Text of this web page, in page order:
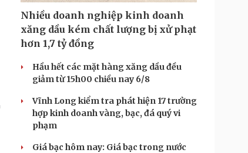
Nhiều doanh nghiệp kinh doanh
xăng dầu kém chất lượng bị xử phạt
hơn 1,7 tỷ đồng
Hầu hết các mặt hàng xăng dầu đều
giảm từ 15h00 chiều nay 6/8
Vĩnh Long kiểm tra phát hiện 17 trường
hợp kinh doanh vàng, bạc, đá quý vi
phạm
Giá bạc hôm nay: Giá bạc trong nước